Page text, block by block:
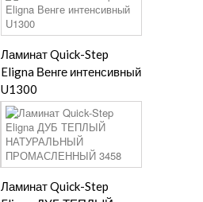
Ламинат Quick-Step
Eligna Венге интенсивный
U1300
Ламинат Quick-Step